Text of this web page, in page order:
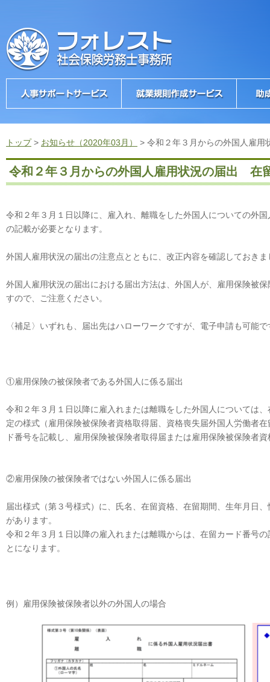
トップ> お知らせ（2020年03月） > 令和２年３月からの外国人雇
令和２年３月からの外国人雇用状況の届出 在
令和２年３月１日以降に、雇入れ、離職をした外国人についての外
の記載が必要となります。
外国人雇用状況の届出の注意点とともに、改正内容を確認しておきま
外国人雇用状況の届出における届出方法は、外国人が、雇用保険被
すので、ご注意ください。
〈補足〉いずれも、届出先はハローワークですが、電子申請も可能で
①雇用保険の被保険者である外国人に係る届出
令和２年３月１日以降に雇入れまたは離職をした外国人については
定の様式（雇用保険被保険者資格取得届、資格喪失届外国人労働者
ド番号を記載し、雇用保険被保険者取得届または雇用保険被保険者
②雇用保険の被保険者ではない外国人に係る届出
届出様式（第３号様式）に、氏名、在留資格、在留期間、生年月日
があります。
令和２年３月１日以降の雇入れまたは離職からは、在留カード番号
とになります。
例）雇用保険被保険者以外の外国人の場合